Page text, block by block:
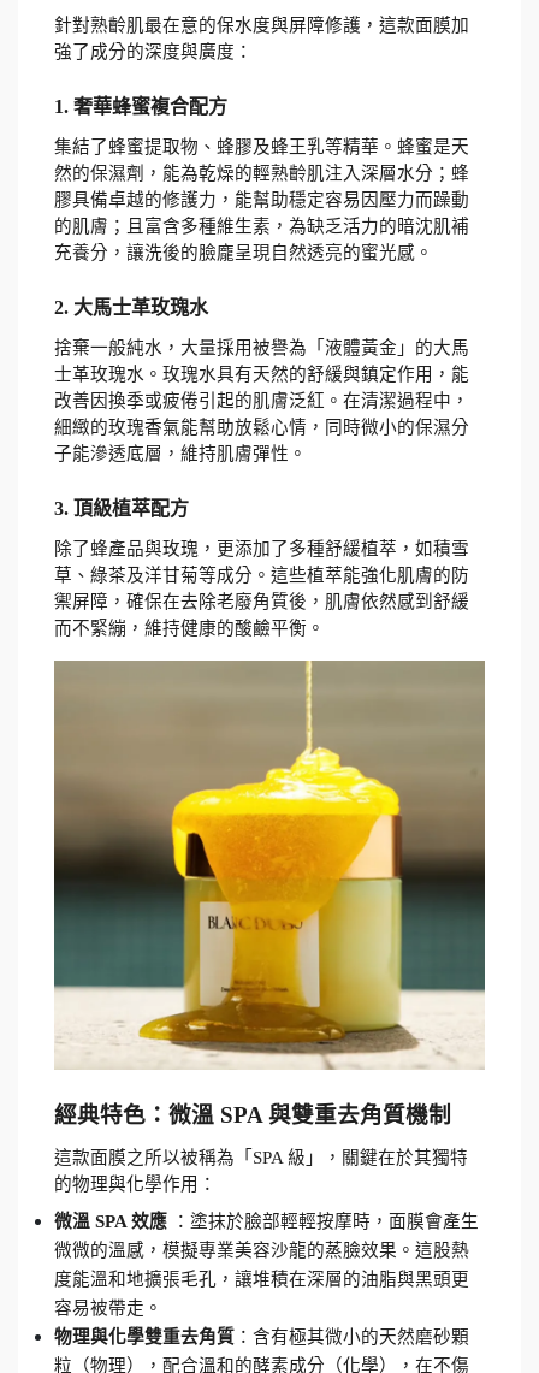
針對熟齡肌最在意的保水度與屏障修護，這款面膜加
強了成分的深度與廣度：
1. 奢華蜂蜜複合配方
集結了蜂蜜提取物、蜂膠及蜂王乳等精華。蜂蜜是天
然的保濕劑，能為乾燥的輕熟齡肌注入深層水分；蜂
膠具備卓越的修護力，能幫助穩定容易因壓力而躁動
的肌膚；且富含多種維生素，為缺乏活力的暗沈肌補
充養分，讓洗後的臉龐呈現自然透亮的蜜光感。
2. 大馬士革玫瑰水
捨棄一般純水，大量採用被譽為「液體黃金」的大馬
士革玫瑰水。玫瑰水具有天然的舒緩與鎮定作用，能
改善因換季或疲倦引起的肌膚泛紅。在清潔過程中，
細緻的玫瑰香氣能幫助放鬆心情，同時微小的保濕分
子能滲透底層，維持肌膚彈性。
3. 頂級植萃配方
除了蜂產品與玫瑰，更添加了多種舒緩植萃，如積雪
草、綠茶及洋甘菊等成分。這些植萃能強化肌膚的防
禦屏障，確保在去除老廢角質後，肌膚依然感到舒緩
而不緊繃，維持健康的酸鹼平衡。
經典特色：微溫 SPA 與雙重去角質機制
這款面膜之所以被稱為「SPA 級」，關鍵在於其獨特
的物理與化學作用：
微溫 SPA 效應
：塗抹於臉部輕輕按摩時，面膜會產生
微微的溫感，模擬專業美容沙龍的蒸臉效果。這股熱
度能溫和地擴張毛孔，讓堆積在深層的油脂與黑頭更
容易被帶走。
物理與化學雙重去角質 ：含有極其微小的天然磨砂顆
粒（物理），配合溫和的酵素成分（化學），在不傷